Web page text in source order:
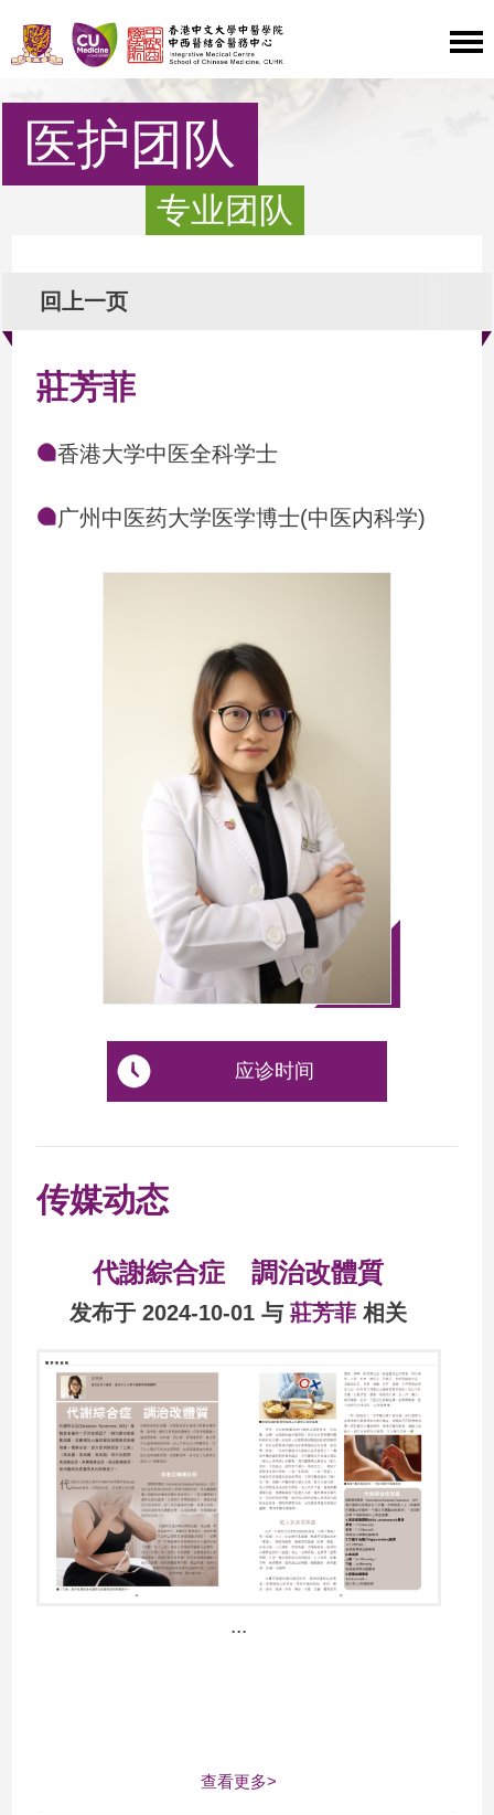
医护团队
专业团队
回上一页
莊芳菲
香港大学中医全科学士
广州中医药大学医学博士(中医内科学)
应诊时间
传媒动态
代謝綜合症 調治改體質
发布于 2024-10-01 与莊芳菲相关
...
查看更多>